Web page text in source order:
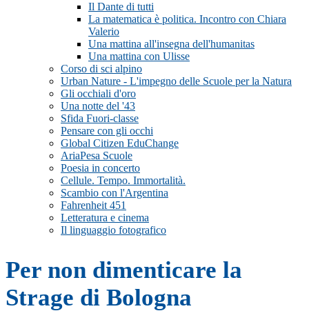
Il Dante di tutti
La matematica è politica. Incontro con Chiara
Valerio
Una mattina all'insegna dell'humanitas
Una mattina con Ulisse
Corso di sci alpino
Urban Nature - L'impegno delle Scuole per la Natura
Gli occhiali d'oro
Una notte del '43
Sfida Fuori-classe
Pensare con gli occhi
Global Citizen EduChange
AriaPesa Scuole
Poesia in concerto
Cellule. Tempo. Immortalità.
Scambio con l'Argentina
Fahrenheit 451
Letteratura e cinema
Il linguaggio fotografico
Per non dimenticare la
Strage di Bologna